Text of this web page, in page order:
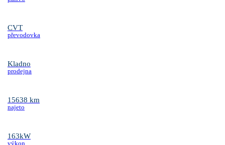
CVT
převodovka
Kladno
prodejna
15638 km
najeto
163kW
výkon